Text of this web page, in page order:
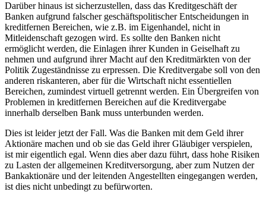
Darüber hinaus ist sicherzustellen, dass das Kreditgeschäft der
Banken aufgrund falscher geschäftspolitischer Entscheidungen in
kreditfernen Bereichen, wie z.B. im Eigenhandel, nicht in
Mitleidenschaft gezogen wird. Es sollte den Banken nicht
ermöglicht werden, die Einlagen ihrer Kunden in Geiselhaft zu
nehmen und aufgrund ihrer Macht auf den Kreditmärkten von der
Politik Zugeständnisse zu erpressen. Die Kreditvergabe soll von den
anderen riskanteren, aber für die Wirtschaft nicht essentiellen
Bereichen, zumindest virtuell getrennt werden. Ein Übergreifen von
Problemen in kreditfernen Bereichen auf die Kreditvergabe
innerhalb derselben Bank muss unterbunden werden.
Dies ist leider jetzt der Fall. Was die Banken mit dem Geld ihrer
Aktionäre machen und ob sie das Geld ihrer Gläubiger verspielen,
ist mir eigentlich egal. Wenn dies aber dazu führt, dass hohe Risiken
zu Lasten der allgemeinen Kreditversorgung, aber zum Nutzen der
Bankaktionäre und der leitenden Angestellten eingegangen werden,
ist dies nicht unbedingt zu befürworten.